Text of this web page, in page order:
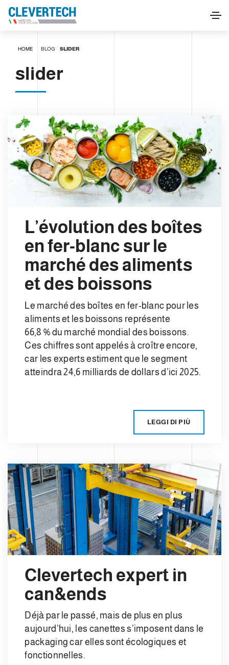
HOME BLOG SLIDER
slider
L’évolution des boîtes
en fer-blanc sur le
marché des aliments
et des boissons
Le marché des boîtes en fer-blanc pour les
aliments et les boissons représente
66,8 % du marché mondial des boissons.
Ces chiffres sont appelés à croître encore,
car les experts estiment que le segment
atteindra 24,6 milliards de dollars d’ici 2025.
LEGGI DI PIÙ
Clevertech expert in
can&ends
Déjà par le passé, mais de plus en plus
aujourd’hui, les canettes s’imposent dans le
packaging car elles sont écologiques et
fonctionnelles.